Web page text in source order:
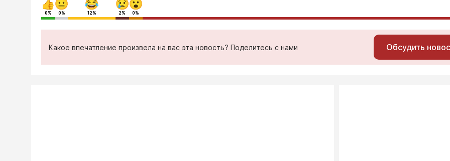
0% 0% 12% 2% 0%
Какое впечатление произвела на вас эта новость? Поделитесь с нами Обсудить